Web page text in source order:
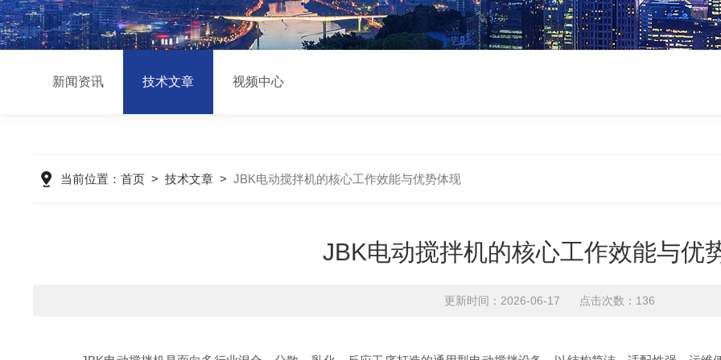
新闻资讯 技术文章 视频中心
当前位置： 首页> 技术文章> JBK电动搅拌机的核心工作效能与优势体现
JBK电动搅拌机的核心工作效能与优
更新时间：2026-06-17 点击次数：136